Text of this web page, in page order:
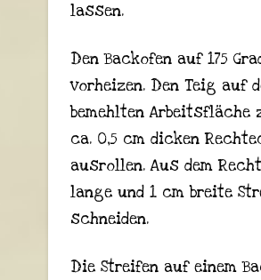
lassen.
Den Backofen auf 175
vorheizen. Den Teig auf
bemehlten Arbeitsfläche
ca. 0,5 cm dicken
ausrollen. Aus dem
lange und 1 cm breite
schneiden.
Die Streifen auf einem